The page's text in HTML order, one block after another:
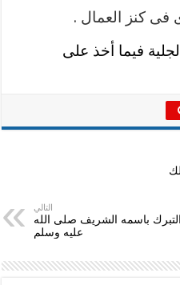
فيما أخذ على
التالي
التبرك باسمه الشريف صلى الله
عليه وسلم